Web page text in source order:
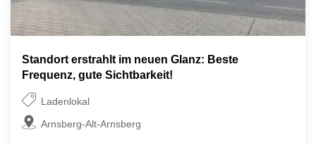
Standort erstrahlt im neuen Glanz: Beste
Frequenz, gute Sichtbarkeit!
Ladenlokal
Arnsberg-Alt-Arnsberg